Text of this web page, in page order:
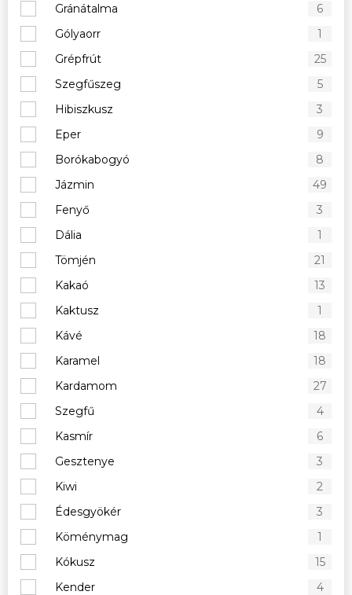
Gránátalma
6
Gólyaorr
1
Grépfrút
25
Szegfűszeg
5
Hibiszkusz
3
Eper
9
Borókabogyó
8
Jázmin
49
Fenyő
3
Dália
1
Tömjén
21
Kakaó
13
Kaktusz
1
Kávé
18
Karamel
18
Kardamom
27
Szegfű
4
Kasmír
6
Gesztenye
3
Kiwi
2
Édesgyökér
3
Köménymag
1
Kókusz
15
Kender
4